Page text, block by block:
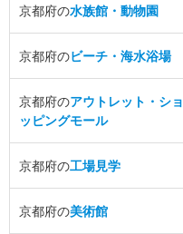
京都府の水族館・動物園
京都府のビーチ・海水浴場
京都府のアウトレット・ショ
ッピングモール
京都府の工場見学
京都府の美術館